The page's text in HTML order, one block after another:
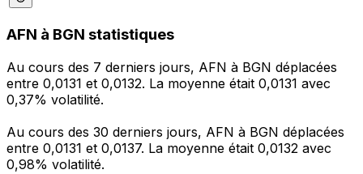
AFN à BGN statistiques
Au cours des 7 derniers jours, AFN à BGN déplacées
entre 0,0131 et 0,0132. La moyenne était 0,0131 avec
0,37% volatilité.
Au cours des 30 derniers jours, AFN à BGN déplacées
entre 0,0131 et 0,0137. La moyenne était 0,0132 avec
0,98% volatilité.